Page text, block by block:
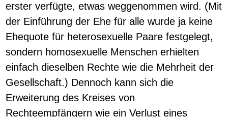
erster verfügte, etwas weggenommen wird. (Mit
der Einführung der Ehe für alle wurde ja keine
Ehequote für heterosexuelle Paare festgelegt,
sondern homosexuelle Menschen erhielten
einfach dieselben Rechte wie die Mehrheit der
Gesellschaft.) Dennoch kann sich die
Erweiterung des Kreises von
Rechteempfängern wie ein Verlust eines